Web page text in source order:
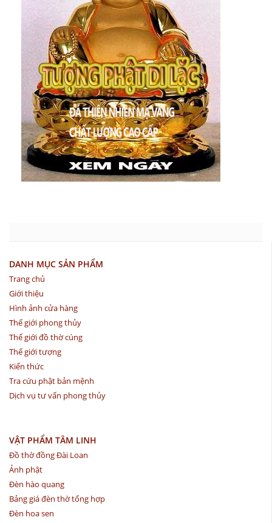
DANH MỤC SẢN PHẨM
Trang chủ
Giới thiệu
Hình ảnh cửa hàng
Thế giới phong thủy
Thế giới đồ thờ cúng
Thế giới tượng
Kiến thức
Tra cứu phật bản mệnh
Dịch vụ tư vấn phong thủy
VẬT PHẨM TÂM LINH
Đồ thờ đồng Đài Loan
Ảnh phật
Đèn hào quang
Bảng giá đèn thờ tổng hợp
Đèn hoa sen